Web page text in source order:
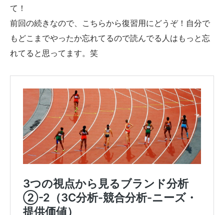
て！
前回の続きなので、こちらから復習用にどうぞ！自分で
もどこまでやったか忘れてるので読んでる人はもっと忘
れてると思ってます。笑